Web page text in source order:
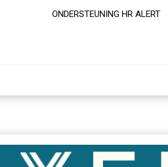
ONDERSTEUNING HR ALERT